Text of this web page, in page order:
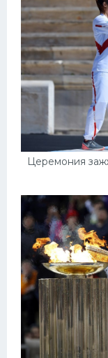
Церемония